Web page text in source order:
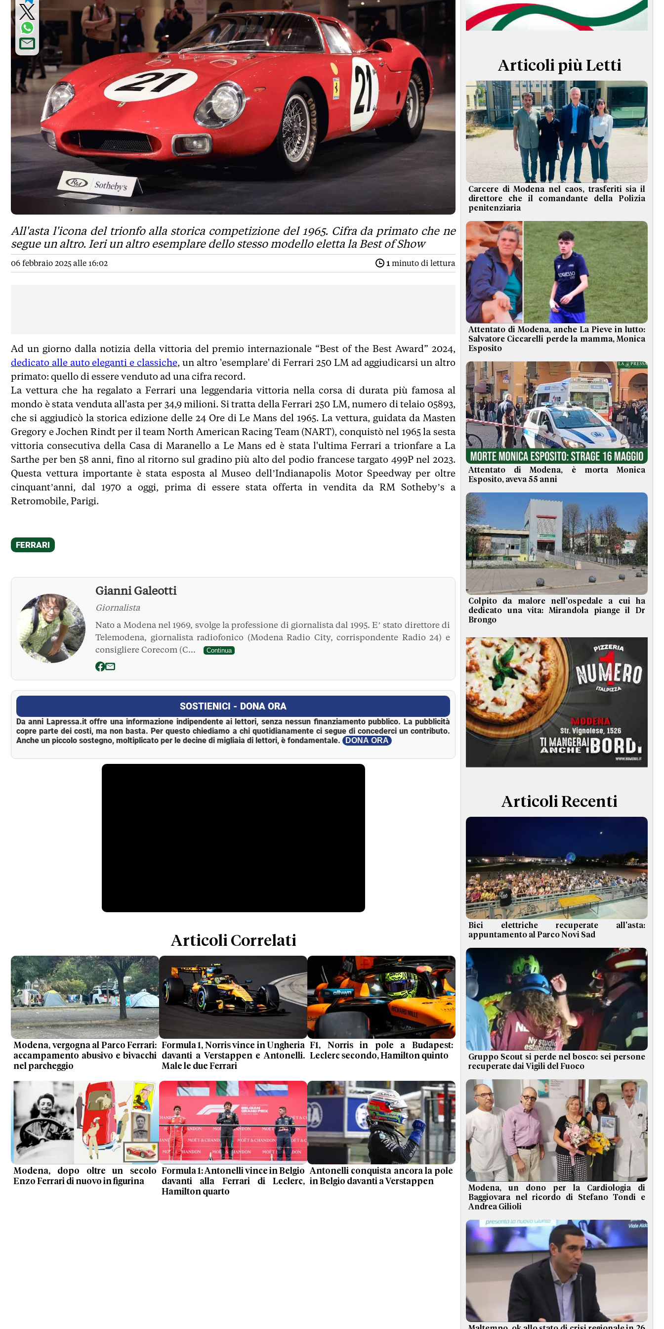
TERMINI e CONDIZIONI
All'asta l'icona del trionfo alla storica competizione del 1965. Cifra da primato che ne
segue un altro. Ieri un altro esemplare dello stesso modello eletta la Best of Show
06 febbraio 2025 alle 16:02 1 minuto di lettura
Ad un giorno dalla notizia della vittoria del premio internazionale “Best of the Best Award” 2024,
dedicato alle auto eleganti e classiche, un altro 'esemplare' di Ferrari 250 LM ad aggiudicarsi un altro
primato: quello di essere venduto ad una cifra record.
La vettura che ha regalato a Ferrari una leggendaria vittoria nella corsa di durata più famosa al
mondo è stata venduta all'asta per 34,9 milioni. Si tratta della Ferrari 250 LM, numero di telaio 05893,
che si aggiudicò la storica edizione delle 24 Ore di Le Mans del 1965. La vettura, guidata da Masten
Gregory e Jochen Rindt per il team North American Racing Team (NART), conquistò nel 1965 la sesta
vittoria consecutiva della Casa di Maranello a Le Mans ed è stata l'ultima Ferrari a trionfare a La
Sarthe per ben 58 anni, fino al ritorno sul gradino più alto del podio francese targato 499P nel 2023.
Questa vettura importante è stata esposta al Museo dell’Indianapolis Motor Speedway per oltre
cinquant’anni, dal 1970 a oggi, prima di essere stata offerta in vendita da RM Sotheby’s a
Retromobile, Parigi.
Gianni Galeotti
Giornalista
Nato a Modena nel 1969, svolge la professione di giornalista dal 1995. E’ stato direttore di
Telemodena, giornalista radiofonico (Modena Radio City, corrispondente Radio 24) e
consigliere Corecom (C...
Continua
La Pressa
SOSTIENICI - DONA ORA
Da anni Lapressa.it offre una informazione indipendente ai lettori, senza nessun finanziamento pubblico. La pubblicità
copre parte dei costi, ma non basta. Per questo chiediamo a chi quotidianamente ci segue di concederci un contributo.
Anche un piccolo sostegno, moltiplicato per le decine di migliaia di lettori, è fondamentale.
DONA ORA
Articoli Correlati
Modena, vergogna al Parco Ferrari:
accampamento abusivo e bivacchi
nel parcheggio
Formula 1, Norris vince in Ungheria
davanti a Verstappen e Antonelli.
Male le due Ferrari
F1, Norris in pole a Budapest:
Leclerc secondo, Hamilton quinto
Modena, dopo oltre un secolo
Enzo Ferrari di nuovo in figurina
Formula 1: Antonelli vince in Belgio
davanti alla Ferrari di Leclerc,
Hamilton quarto
Antonelli conquista ancora la pole
in Belgio davanti a Verstappen
Articoli più Letti
Carcere di Modena nel caos, trasferiti sia il
direttore che il comandante della Polizia
penitenziaria
Attentato di Modena, anche La Pieve in lutto:
Salvatore Ciccarelli perde la mamma, Monica
Esposito
Attentato di Modena, è morta Monica
Esposito, aveva 55 anni
Colpito da malore nell'ospedale a cui ha
dedicato una vita: Mirandola piange il Dr
Brongo
Articoli Recenti
Bici elettriche recuperate all'asta:
appuntamento al Parco Novi Sad
Gruppo Scout si perde nel bosco: sei persone
recuperate dai Vigili del Fuoco
Modena, un dono per la Cardiologia di
Baggiovara nel ricordo di Stefano Tondi e
Andrea Gilioli